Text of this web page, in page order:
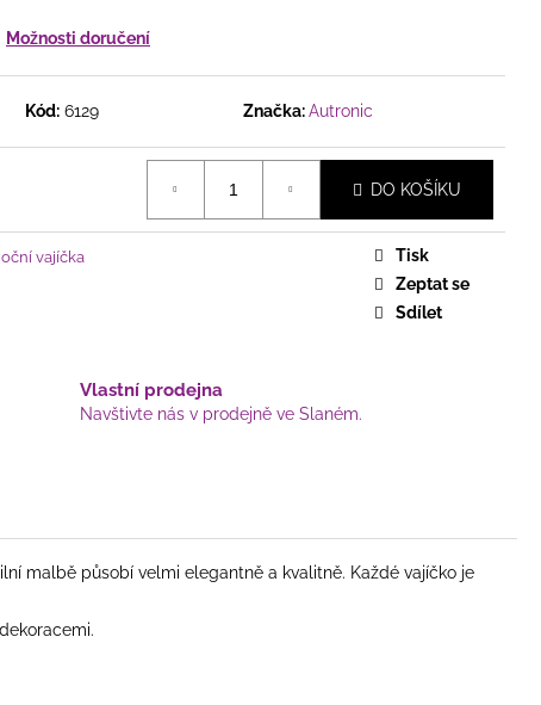
Možnosti doručení
Kód: 6129 Značka:Autronic
DO KOŠÍKU
vajíčka
Tisk
Zeptat se
Sdílet
Vlastní prodejna
Navštivte nás v prodejně ve Slaném.
malbě působí velmi elegantně a kvalitně. Každé vajíčko je